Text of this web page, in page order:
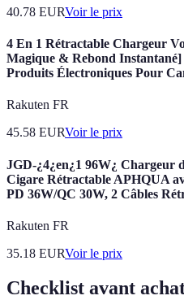
40.78 EURVoir le prix
4 En 1 Rétractable Chargeur
Magique & Rebond
Produits Électroniques Pour
Rakuten FR
45.58 EURVoir le prix
JGD-¿4¿en¿1 96W¿ Chargeur
Cigare Rétractable APHQUA
PD 36W/QC 30W, 2 Câbles
Rakuten FR
35.18 EURVoir le prix
Checklist avant